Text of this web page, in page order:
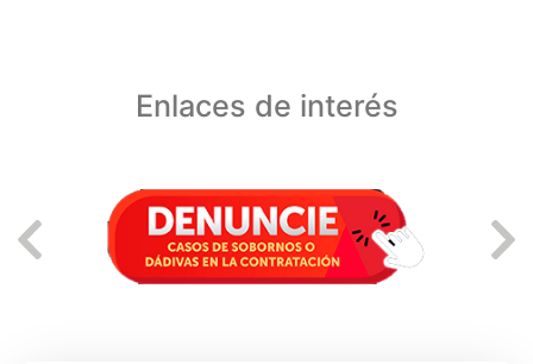
Enlaces de interés